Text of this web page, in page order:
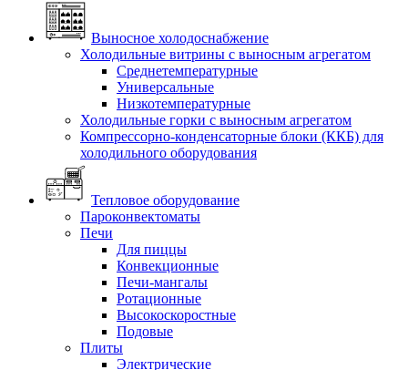
Выносное холодоснабжение
Холодильные витрины с выносным агрегатом
Среднетемпературные
Универсальные
Низкотемпературные
Холодильные горки с выносным агрегатом
Компрессорно-конденсаторные блоки (ККБ) для
холодильного оборудования
Тепловое оборудование
Пароконвектоматы
Печи
Для пиццы
Конвекционные
Печи-мангалы
Ротационные
Высокоскоростные
Подовые
Плиты
Электрические